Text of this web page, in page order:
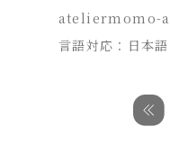
ateliermomo-
言語対応：日本語